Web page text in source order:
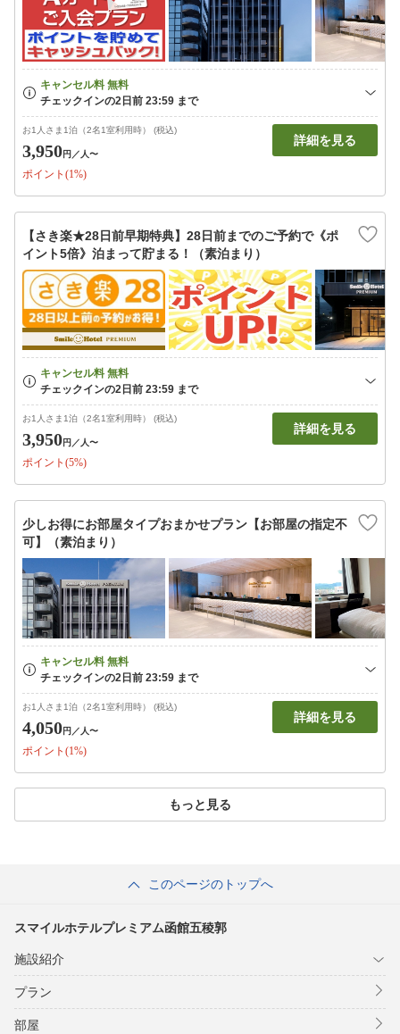
お1人さま1泊（2名1室利用時） (税込)
3,950円 ／人〜
ポイント(1%)
詳細を見る
【さき楽★28日前早期特典】28日前までのご予約で《ポ
イント5倍》泊まって貯まる！（素泊まり）
お1人さま1泊（2名1室利用時） (税込)
3,950円 ／人〜
ポイント(5%)
詳細を見る
少しお得にお部屋タイプおまかせプラン【お部屋の指定不
可】（素泊まり）
お1人さま1泊（2名1室利用時） (税込)
4,050円 ／人〜
ポイント(1%)
詳細を見る
もっと見る
このページのトップへ
スマイルホテルプレミアム函館五稜郭
施設紹介
プラン
部屋